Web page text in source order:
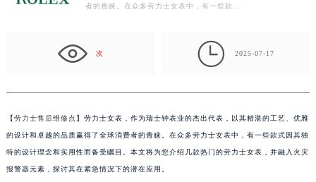
者的青睐。在众多劳力士女表中，有一些款…
次  2025-07-17
【劳力士售后维修点 】劳力士女表，作为瑞士钟表业的杰出代表，以其精湛的工艺、优雅
的设计和卓越的品质赢得了全球消费者的青睐。在众多劳力士女表中，有一些款式因其独
特的设计理念和实用性而备受瞩目。本文将为您介绍几款热门的劳力士女表，并融入火灾
报警器元素，探讨其在紧急情况下的潜在应用。